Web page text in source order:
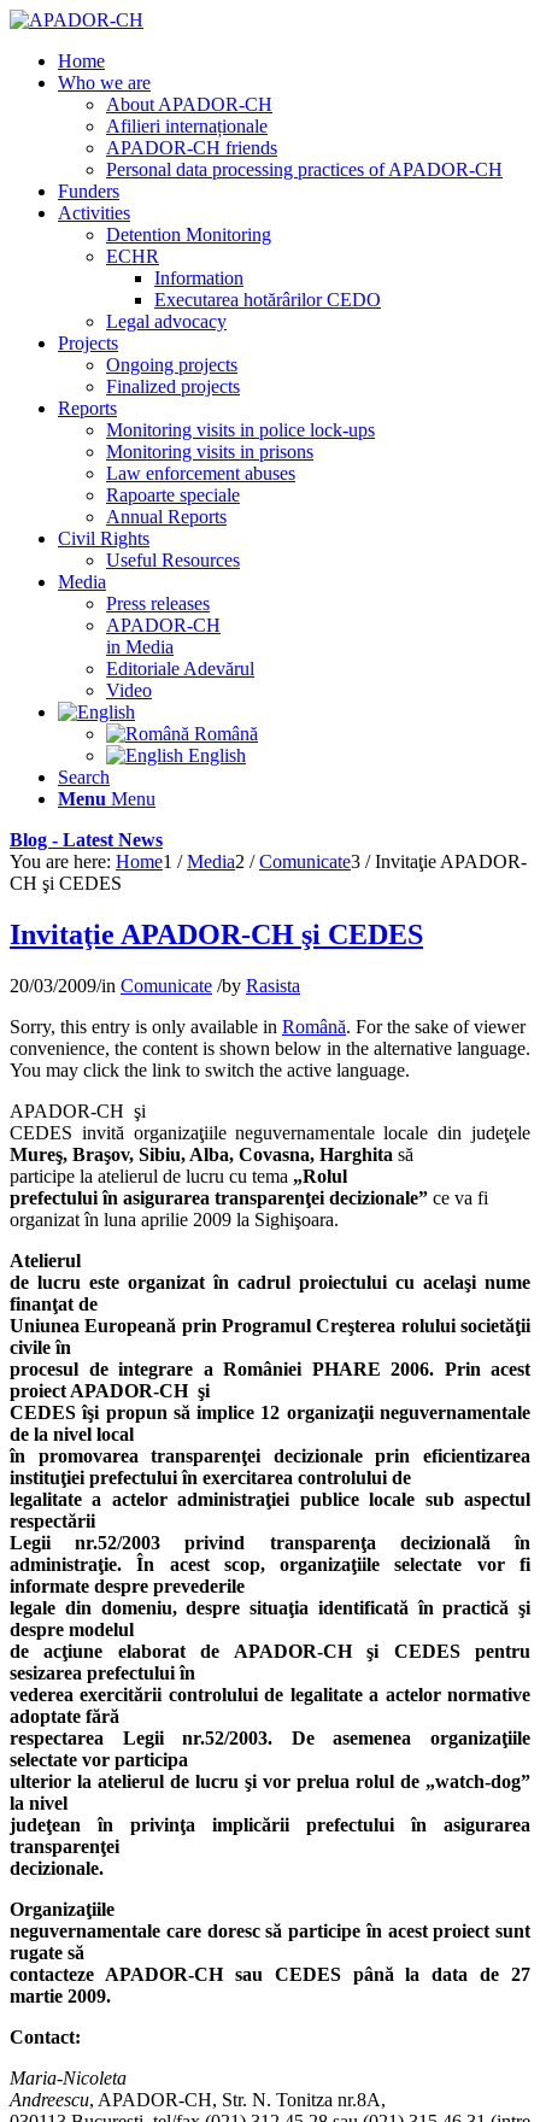
Home
Who we are
About APADOR-CH
Afilieri internaționale
APADOR-CH friends
Personal data processing practices of APADOR-CH
Funders
Activities
Detention Monitoring
ECHR
Information
Executarea hotărârilor CEDO
Legal advocacy
Projects
Ongoing projects
Finalized projects
Reports
Monitoring visits in police lock-ups
Monitoring visits in prisons
Law enforcement abuses
Rapoarte speciale
Annual Reports
Civil Rights
Useful Resources
Media
Press releases
APADOR-CH
in Media
Editoriale Adevărul
Video
Română
English
Search
Menu Menu
Blog - Latest News
You are here: Home1 / Media2 / Comunicate3 / Invitaţie APADOR-
CH şi CEDES
Invitaţie APADOR-CH şi CEDES
20/03/2009/in Comunicate /by Rasista
Sorry, this entry is only available in Română. For the sake of viewer
convenience, the content is shown below in the alternative language.
You may click the link to switch the active language.
APADOR-CH şi
CEDES invită organizaţiile neguvernamentale locale din judeţele
Mureş, Braşov, Sibiu, Alba, Covasna, Harghita să
participe la atelierul de lucru cu tema „Rolul
prefectului în asigurarea transparenţei decizionale” ce va fi
organizat în luna aprilie 2009 la Sighişoara.
Atelierul
de lucru este organizat în cadrul proiectului cu acelaşi nume
finanţat de
Uniunea Europeană prin Programul Creşterea rolului societăţii
civile în
procesul de integrare a României PHARE 2006. Prin acest
proiect APADOR-CH şi
CEDES îşi propun să implice 12 organizaţii neguvernamentale
de la nivel local
în promovarea transparenţei decizionale prin eficientizarea
instituţiei prefectului în exercitarea controlului de
legalitate a actelor administraţiei publice locale sub aspectul
respectării
Legii nr.52/2003 privind transparenţa decizională în
administraţie. În acest scop, organizaţiile selectate vor fi
informate despre prevederile
legale din domeniu, despre situaţia identificată în practică şi
despre modelul
de acţiune elaborat de APADOR-CH şi CEDES pentru
sesizarea prefectului în
vederea exercitării controlului de legalitate a actelor normative
adoptate fără
respectarea Legii nr.52/2003. De asemenea organizaţiile
selectate vor participa
ulterior la atelierul de lucru şi vor prelua rolul de „watch-dog”
la nivel
judeţean în privinţa implicării prefectului în asigurarea
transparenţei
decizionale.
Organizaţiile
neguvernamentale care doresc să participe în acest proiect sunt
rugate să
contacteze APADOR-CH sau CEDES până la data de 27
martie 2009.
Contact:
Maria-Nicoleta
Andreescu, APADOR-CH, Str. N. Tonitza nr.8A,